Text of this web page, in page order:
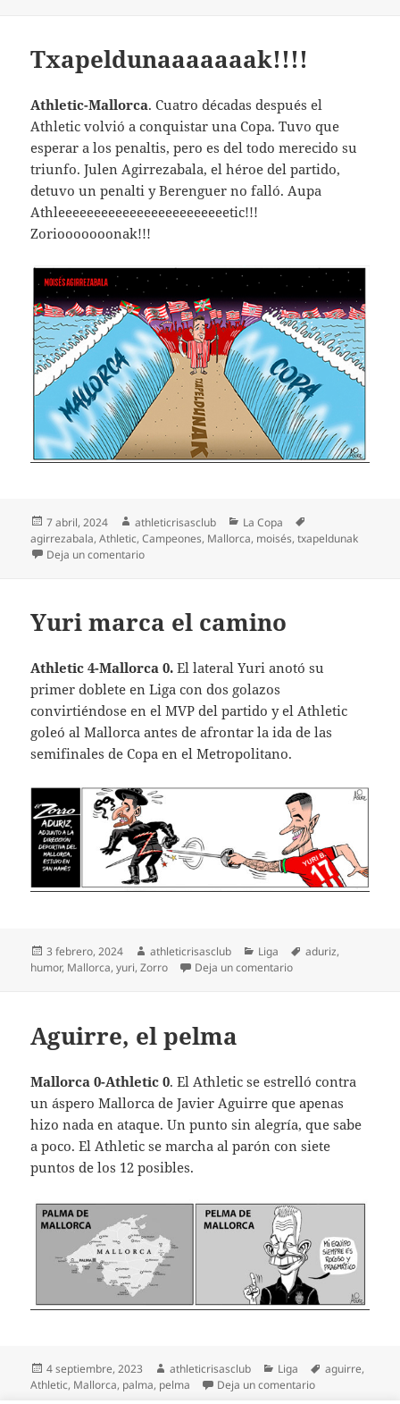
Txapeldunaaaaaaak!!!!
Athletic-Mallorca. Cuatro décadas después el
Athletic volvió a conquistar una Copa. Tuvo que
esperar a los penaltis, pero es del todo merecido su
triunfo. Julen Agirrezabala, el héroe del partido,
detuvo un penalti y Berenguer no falló. Aupa
Athleeeeeeeeeeeeeeeeeeeeeeeetic!!!
Zoriooooooonak!!!
Publicado
el
7 abril, 2024 Autor
athleticrisasclub Categorías
La Copa
agirrezabala,Athletic,Campeones, Mallorca, moisés,txapeldunak
Deja un comentarioen Txapeldunaaaaaaak!!!!
Yuri marca el camino
Athletic 4-Mallorca 0. El lateral Yuri anotó su
primer doblete en Liga con dos golazos
convirtiéndose en el MVP del partido y el Athletic
goleó al Mallorca antes de afrontar la ida de las
semifinales de Copa en el Metropolitano.
Publicado
el
3 febrero, 2024 Autor
athleticrisasclub Categorías
Liga Etiquetas
aduriz,
humor, Mallorca,yuri,Zorro Deja un comentarioen Yuri marca el
Aguirre, el pelma
Mallorca 0-Athletic 0. El Athletic se estrelló contra
un áspero Mallorca de Javier Aguirre que apenas
hizo nada en ataque. Un punto sin alegría, que sabe
a poco. El Athletic se marcha al parón con siete
puntos de los 12 posibles.
Publicado
el
4 septiembre, 2023 Autor
athleticrisasclub Categorías
Liga Etiquetas
aguirre,
Athletic, Mallorca, palma, pelma Deja un comentarioen Aguirre, el